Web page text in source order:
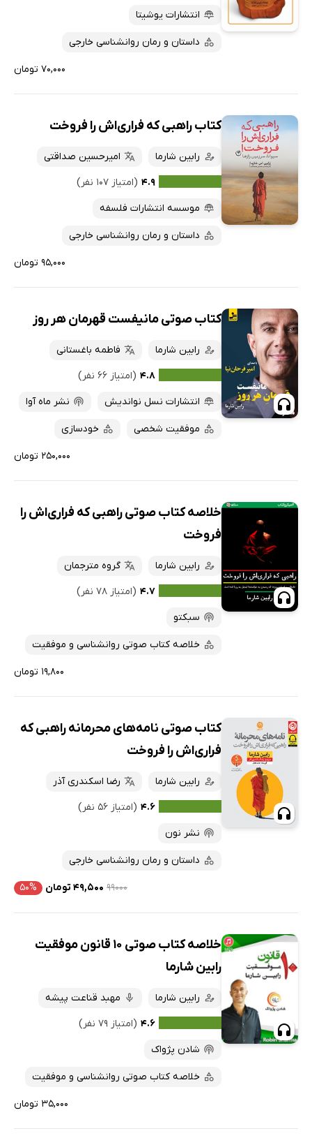
انتشارات یوشیتا
داستان و رمان روانشناسی خارجی
۷۰,۰۰۰ تومان
کتاب راهبی که فراری‌اش را فروخت
رابین شارما
امیرحسین صداقتی
۴.۹ (امتیاز ۱۰۷ نفر)
موسسه انتشارات فلسفه
داستان و رمان روانشناسی خارجی
۹۵,۰۰۰ تومان
کتاب صوتی مانیفست قهرمان هر روز
رابین شارما
فاطمه باغستانی
۴.۸ (امتیاز ۶۶ نفر)
انتشارات نسل نواندیش
نشر ماه آوا
موفقیت شخصی خودسازی
۲۵۰,۰۰۰ تومان
خلاصه کتاب صوتی راهبی که فراری‌اش را
فروخت
رابین شارما
گروه مترجمان
۴.۷ (امتیاز ۷۸ نفر)
سبکتو
خلاصه کتاب صوتی روانشناسی و موفقیت
۱۹,۸۰۰ تومان
کتاب صوتی نامه‌های محرمانه راهبی که
فراری‌اش را فروخت
رابین شارما
رضا اسکندری آذر
۴.۶ (امتیاز ۵۶ نفر)
نشر نون
داستان و رمان روانشناسی خارجی
۹۹۰۰۰ ۴۹,۵۰۰ تومان ۵۰%
خلاصه کتاب صوتی 10 قانون موفقیت
رابین شارما
رابین شارما
مهبد قناعت پیشه
۴.۶ (امتیاز ۷۹ نفر)
شادن پژواک
خلاصه کتاب صوتی روانشناسی و موفقیت
۳۵,۰۰۰ تومان